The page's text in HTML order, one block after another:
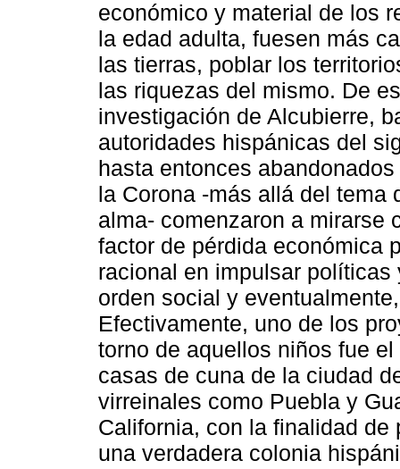
económico y material de los
la edad adulta, fuesen más
las tierras, poblar los
las riquezas del mismo. De
investigación de Alcubierre,
autoridades hispánicas del
hasta entonces
la Corona -más allá del tema
alma- comenzaron a mirarse
factor de pérdida económica
racional en impulsar
orden social y
Efectivamente, uno de los
torno de aquellos niños fue
casas de cuna de la ciudad
virreinales como Puebla y
California, con la finalidad
una verdadera colonia